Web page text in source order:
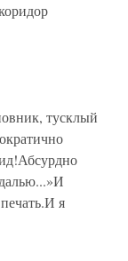
тусклый
я